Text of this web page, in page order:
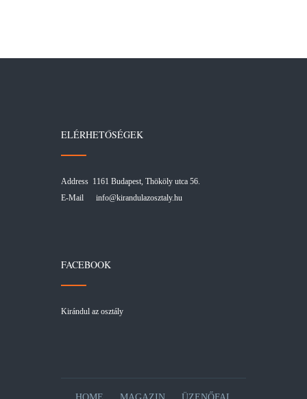
ELÉRHETŐSÉGEK
Address 1161 Budapest, Thököly utca 56.
E-Mail info@kirandulazosztaly.hu
FACEBOOK
Kirándul az osztály